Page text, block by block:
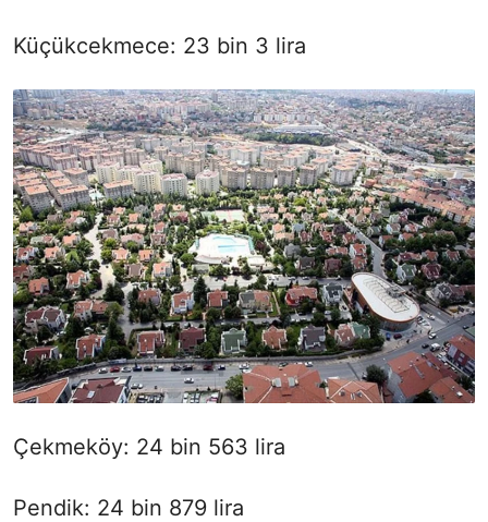
Küçükcekmece: 23 bin 3 lira
Çekmeköy: 24 bin 563 lira
Pendik: 24 bin 879 lira